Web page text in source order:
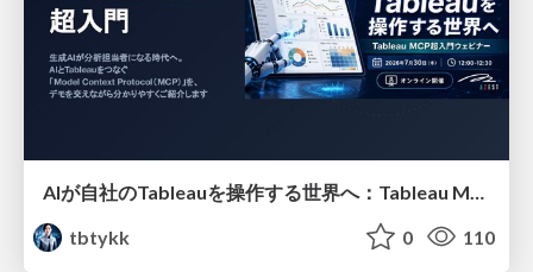
tbtykk
0 110